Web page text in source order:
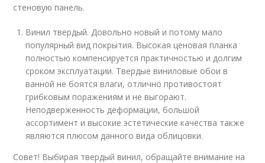
стеновую панель.
Винил твердый. Довольно новый и потому мало
популярный вид покрытия. Высокая ценовая планка
полностью компенсируется практичностью и долгим
сроком эксплуатации. Твердые виниловые обои в
ванной не боятся влаги, отлично противостоят
грибковым поражениям и не выгорают.
Неподверженность деформации, большой
ассортимент и высокие эстетические качества также
являются плюсом данного вида облицовки.
Совет! Выбирая твердый винил, обращайте внимание на